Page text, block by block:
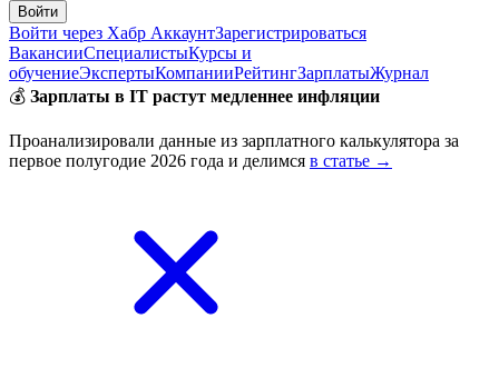
Войти
Войти через Хабр АккаунтЗарегистрироваться
ВакансииСпециалистыКурсы и
обучениеЭкспертыКомпанииРейтингЗарплатыЖурнал
💰 Зарплаты в IT растут медленнее инфляции
Проанализировали данные из зарплатного калькулятора за
первое полугодие 2026 года и делимся в статье →